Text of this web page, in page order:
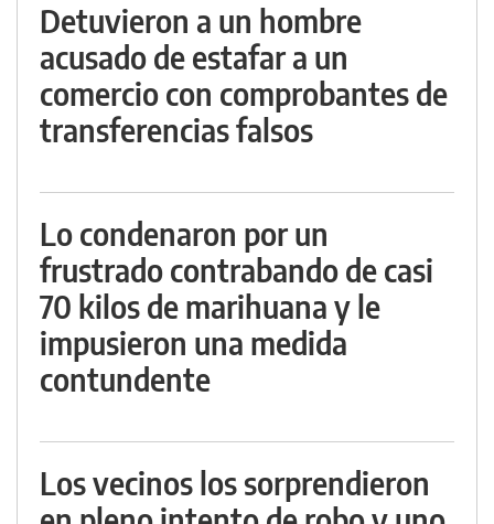
Detuvieron a un hombre
acusado de estafar a un
comercio con comprobantes de
transferencias falsos
Lo condenaron por un
frustrado contrabando de casi
70 kilos de marihuana y le
impusieron una medida
contundente
Los vecinos los sorprendieron